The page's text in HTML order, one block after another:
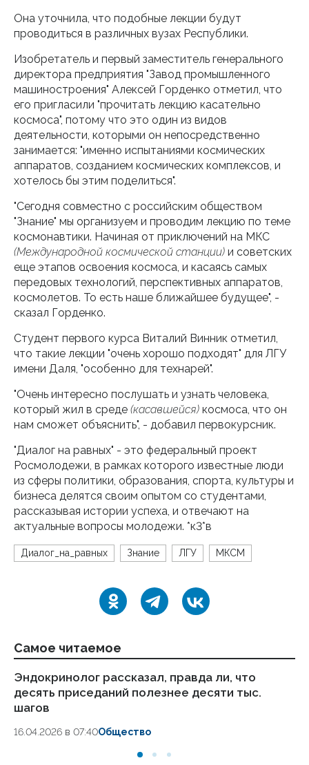
Она уточнила, что подобные лекции будут
проводиться в различных вузах Республики.
Изобретатель и первый заместитель генерального
директора предприятия "Завод промышленного
машиностроения" Алексей Горденко отметил, что
его пригласили "прочитать лекцию касательно
космоса", потому что это один из видов
деятельности, которыми он непосредственно
занимается: "именно испытаниями космических
аппаратов, созданием космических комплексов, и
хотелось бы этим поделиться".
"Сегодня совместно с российским обществом
"Знание" мы организуем и проводим лекцию по теме
космонавтики. Начиная от приключений на МКС
(Международной космической станции) и советских
еще этапов освоения космоса, и касаясь самых
передовых технологий, перспективных аппаратов,
космолетов. То есть наше ближайшее будущее", -
сказал Горденко.
Студент первого курса Виталий Винник отметил,
что такие лекции "очень хорошо подходят" для ЛГУ
имени Даля, "особенно для технарей".
"Очень интересно послушать и узнать человека,
который жил в среде (касавшейся) космоса, что он
нам сможет объяснить", - добавил первокурсник.
"Диалог на равных" - это федеральный проект
Росмолодежи, в рамках которого известные люди
из сферы политики, образования, спорта, культуры и
бизнеса делятся своим опытом со студентами,
рассказывая истории успеха, и отвечают на
актуальные вопросы молодежи. *к3*в
Диалог_на_равных Знание ЛГУ МКСМ
Самое читаемое
Эндокринолог рассказал, правда ли, что
десять приседаний полезнее десяти тыс.
шагов
16.04.2026 в 07:40Общество